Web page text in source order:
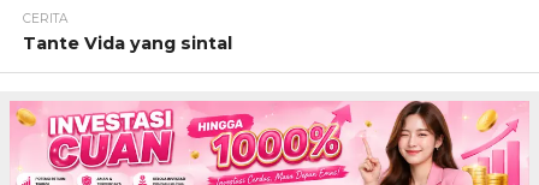
CERITA
Tante Vida yang sintal